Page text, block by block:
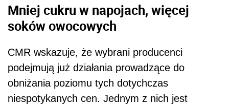
Mniej cukru w napojach, więcej
soków owocowych
CMR wskazuje, że wybrani producenci
podejmują już działania prowadzące do
obniżania poziomu tych dotychczas
niespotykanych cen. Jednym z nich jest